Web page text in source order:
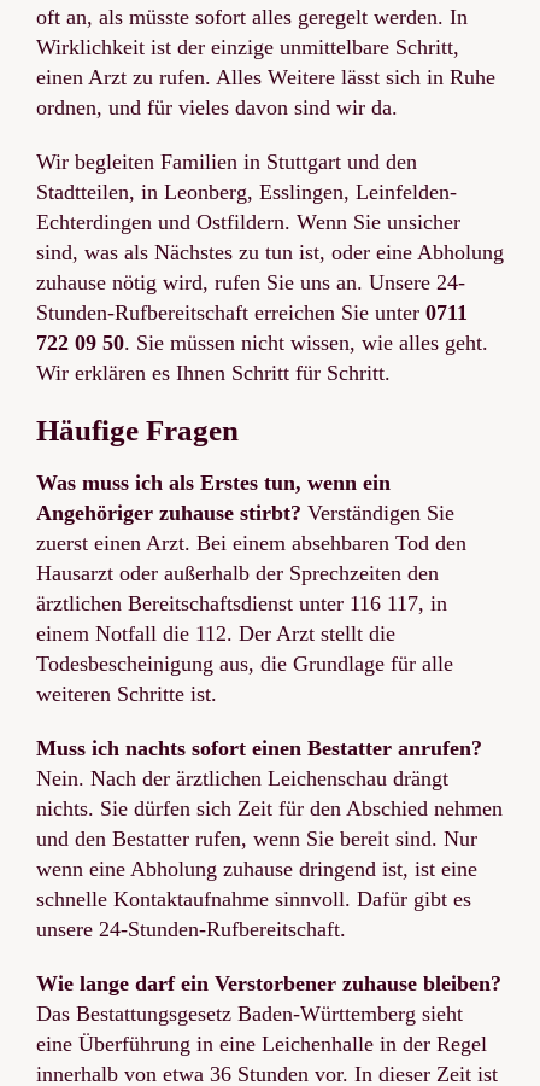
oft an, als müsste sofort alles geregelt werden. In
Wirklichkeit ist der einzige unmittelbare Schritt,
einen Arzt zu rufen. Alles Weitere lässt sich in Ruhe
ordnen, und für vieles davon sind wir da.
Wir begleiten Familien in Stuttgart und den
Stadtteilen, in Leonberg, Esslingen, Leinfelden-
Echterdingen und Ostfildern. Wenn Sie unsicher
sind, was als Nächstes zu tun ist, oder eine Abholung
zuhause nötig wird, rufen Sie uns an. Unsere 24-
Stunden-Rufbereitschaft erreichen Sie unter 0711
722 09 50. Sie müssen nicht wissen, wie alles geht.
Wir erklären es Ihnen Schritt für Schritt.
Häufige Fragen
Was muss ich als Erstes tun, wenn ein
Angehöriger zuhause stirbt? Verständigen Sie
zuerst einen Arzt. Bei einem absehbaren Tod den
Hausarzt oder außerhalb der Sprechzeiten den
ärztlichen Bereitschaftsdienst unter 116 117, in
einem Notfall die 112. Der Arzt stellt die
Todesbescheinigung aus, die Grundlage für alle
weiteren Schritte ist.
Muss ich nachts sofort einen Bestatter anrufen?
Nein. Nach der ärztlichen Leichenschau drängt
nichts. Sie dürfen sich Zeit für den Abschied nehmen
und den Bestatter rufen, wenn Sie bereit sind. Nur
wenn eine Abholung zuhause dringend ist, ist eine
schnelle Kontaktaufnahme sinnvoll. Dafür gibt es
unsere 24-Stunden-Rufbereitschaft.
Wie lange darf ein Verstorbener zuhause bleiben?
Das Bestattungsgesetz Baden-Württemberg sieht
eine Überführung in eine Leichenhalle in der Regel
innerhalb von etwa 36 Stunden vor. In dieser Zeit ist